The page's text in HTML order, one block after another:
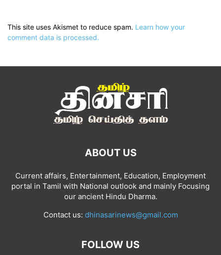
This site uses Akismet to reduce spam. Learn how your
comment data is processed.
ABOUT US
Current affairs, Entertainment, Education, Employment
portal in Tamil with National outlook and mainly Focusing
our ancient Hindu Dharma.
Contact us: dhinasarinews@gmail.com
FOLLOW US